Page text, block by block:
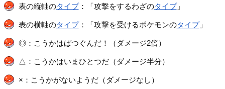
表の縦軸のタイプ：「攻撃をするわざのタイプ」
表の横軸のタイプ：「攻撃を受けるポケモンのタイプ」
◎：こうかはばつぐんだ！（ダメージ2倍）
△：こうかはいまひとつだ（ダメージ半分）
×：こうかがないようだ（ダメージなし）